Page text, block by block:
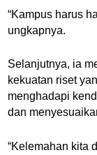
“Kampus harus
ungkapnya.
Selanjutnya, ia
kekuatan riset
menghadapi
dan
“Kelemahan kita